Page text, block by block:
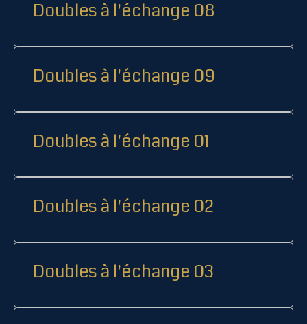
Doubles à l'échange 08
Doubles à l'échange 09
Doubles à l'échange 01
Doubles à l'échange 02
Doubles à l'échange 03